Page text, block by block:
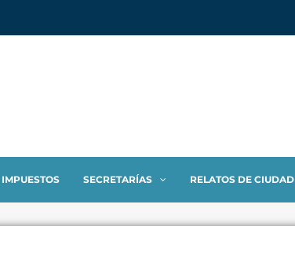
IMPUESTOS SECRETARÍAS RELATOS DE CIUDAD